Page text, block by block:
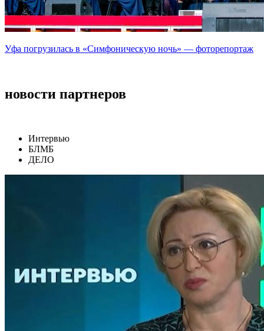
Уфа погрузилась в «Симфоническую ночь» — фоторепортаж
новости партнеров
Интервью
БЛМБ
ДЕЛО